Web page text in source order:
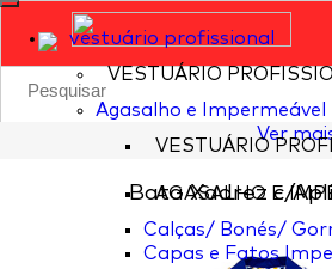
vestuário profissional
VESTUÁRIO
Agasalho e Impermeável
VESTUÁRIO
AGASALHO E
Calças/ Bonés/
Capas e Fatos
Ver
Bata Xadrez c/